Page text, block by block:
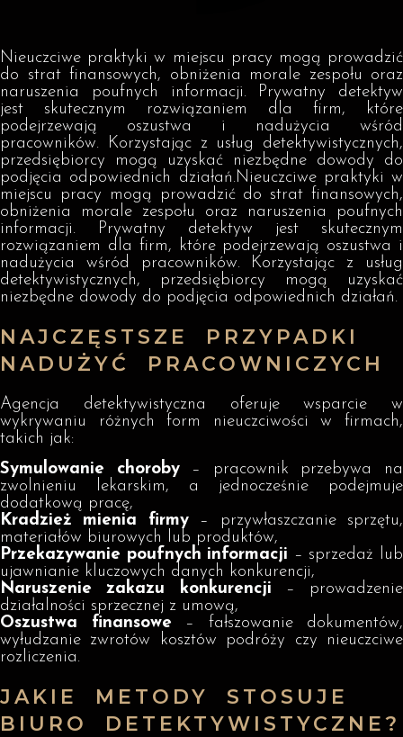
Nieuczciwe praktyki w miejscu pracy mogą prowadzić
do strat finansowych, obniżenia morale zespołu oraz
naruszenia poufnych informacji. Prywatny detektyw
jest skutecznym rozwiązaniem dla firm, które
podejrzewają oszustwa i nadużycia wśród
pracowników. Korzystając z usług detektywistycznych,
przedsiębiorcy mogą uzyskać niezbędne dowody do
podjęcia odpowiednich działań.Nieuczciwe praktyki w
miejscu pracy mogą prowadzić do strat finansowych,
obniżenia morale zespołu oraz naruszenia poufnych
informacji. Prywatny detektyw jest skutecznym
rozwiązaniem dla firm, które podejrzewają oszustwa i
nadużycia wśród pracowników. Korzystając z usług
detektywistycznych, przedsiębiorcy mogą uzyskać
niezbędne dowody do podjęcia odpowiednich działań.
NAJCZĘSTSZE PRZYPADKI
NADUŻYĆ PRACOWNICZYCH
Agencja detektywistyczna oferuje wsparcie w
wykrywaniu różnych form nieuczciwości w firmach,
takich jak:
Symulowanie choroby– pracownik przebywa na
zwolnieniu lekarskim, a jednocześnie podejmuje
dodatkową pracę,
Kradzież mienia firmy– przywłaszczanie sprzętu,
materiałów biurowych lub produktów,
Przekazywanie poufnych informacji – sprzedaż lub
ujawnianie kluczowych danych konkurencji,
Naruszenie zakazu konkurencji – prowadzenie
działalności sprzecznej z umową,
Oszustwa finansowe – fałszowanie dokumentów,
wyłudzanie zwrotów kosztów podróży czy nieuczciwe
rozliczenia.
JAKIE METODY STOSUJE
BIURO DETEKTYWISTYCZNE?